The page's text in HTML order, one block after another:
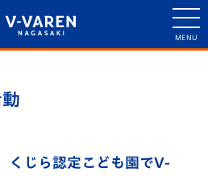
くじら認定こども園でV-